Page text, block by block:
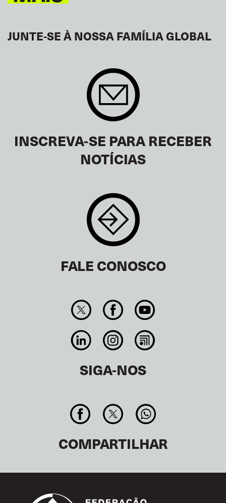
JUNTE-SE À NOSSA FAMÍLIA GLOBAL
INSCREVA-SE PARA RECEBER
NOTÍCIAS
FALE CONOSCO
SIGA-NOS
COMPARTILHAR